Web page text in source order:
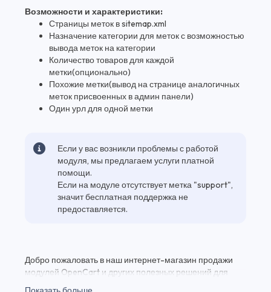
Возможности и характеристики:
Страницы меток в sitemap.xml
Назначение категории для меток с возможностью
вывода меток на категории
Количество товаров для каждой
метки(опционально)
Похожие метки(вывод на странице аналогичных
меток присвоенных в админ панели)
Один урл для одной метки
Если у вас возникли проблемы с работой
модуля, мы предлагаем услуги платной
помощи.
Если на модуле отсутствует метка "support",
значит бесплатная поддержка не
предоставляется.
Добро пожаловать в наш интернет-магазин продажи
модулей OpenCart и других полезных решений для